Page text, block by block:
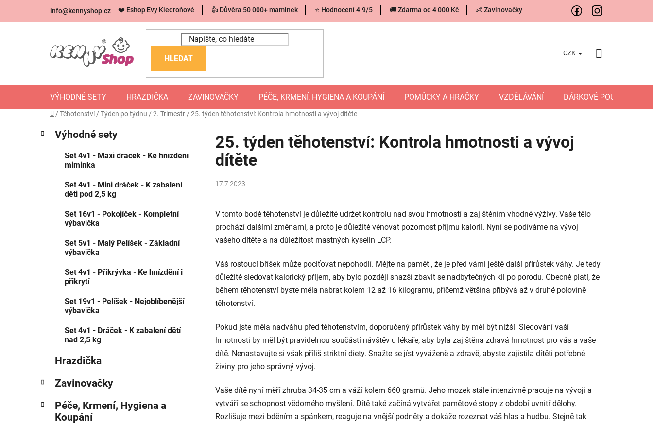
info@kennyshop.cz ❤️ Eshop Evy Kiedroňové 👍 Důvěra 50 000+ maminek ⭐ Hodnocení 4.9/5 🚚 Zdarma od 4 000 Kč 👶 Zavinovačky
HLEDAT
CZK
KOŠÍK
VÝHODNÉ SETY HRAZDIČKA ZAVINOVAČKY PÉČE, KRMENÍ, HYGIENA A KOUPÁNÍ POMŮCKY A HRAČKY VZDĚLÁVÁNÍ DÁRKOVÉ POUKAZY
Domů
/ Těhotenství / Týden po týdnu / 2. Trimestr / 25. týden těhotenství: Kontrola hmotnosti a vývoj dítěte
PPřeskočit
kategorie
K
a
Výhodné sety
Set 4v1 - Maxi dráček - Ke hnízdění
miminka
Set 4v1 - Mini dráček - K zabalení
děti pod 2,5 kg
Set 16v1 - Pokojíček - Kompletní
výbavička
Set 5v1 - Malý Pelíšek - Základní
výbavička
Set 4v1 - Přikrývka - Ke hnízdění i
přikrytí
Set 19v1 - Pelíšek - Nejoblíbenější
výbavička
Set 4v1 - Dráček - K zabalení dětí
nad 2,5 kg
Hrazdička
Zavinovačky
Péče, Krmení, Hygiena a
Koupání
25. týden těhotenství: Kontrola hmotnosti a vývoj
dítěte
17.7.2023
V tomto bodě těhotenství je důležité udržet kontrolu nad svou hmotností a zajištěním vhodné výživy. Vaše tělo
prochází dalšími změnami, a proto je důležité věnovat pozornost příjmu kalorií. Nyní se podíváme na vývoj
vašeho dítěte a na důležitost mastných kyselin LCP.
Váš rostoucí bříšek může pociťovat nepohodlí. Mějte na paměti, že je před vámi ještě další přírůstek váhy. Je tedy
důležité sledovat kalorický příjem, aby bylo později snazší zbavit se nadbytečných kil po porodu. Obecně platí, že
během těhotenství byste měla nabrat kolem 12 až 16 kilogramů, přičemž většina přibývá až v druhé polovině
těhotenství.
Pokud jste měla nadváhu před těhotenstvím, doporučený přírůstek váhy by měl být nižší. Sledování vaší
hmotnosti by měl být pravidelnou součástí návštěv u lékaře, aby byla zajištěna zdravá hmotnost pro vás a vaše
dítě. Nenastavujte si však příliš striktní diety. Snažte se jíst vyváženě a zdravě, abyste zajistila dítěti potřebné
živiny pro jeho správný vývoj.
Vaše dítě nyní měří zhruba 34-35 cm a váží kolem 660 gramů. Jeho mozek stále intenzivně pracuje na vývoji a
vytváří se schopnost vědomého myšlení. Dítě také začíná vytvářet paměťové stopy z období uvnitř dělohy.
Rozlišuje mezi bděním a spánkem, reaguje na vnější podněty a dokáže rozeznat váš hlas a hudbu. Stejně tak